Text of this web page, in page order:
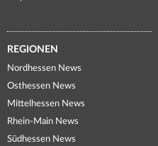
REGIONEN
Nordhessen News
Osthessen News
Mittelhessen News
Rhein-Main News
Südhessen News